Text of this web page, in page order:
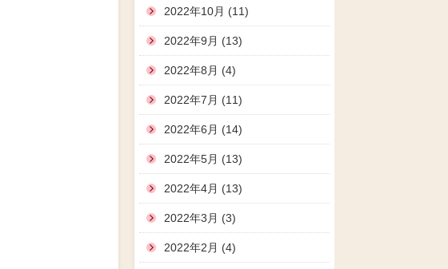
2022年10月 (11)
2022年9月 (13)
2022年8月 (4)
2022年7月 (11)
2022年6月 (14)
2022年5月 (13)
2022年4月 (13)
2022年3月 (3)
2022年2月 (4)